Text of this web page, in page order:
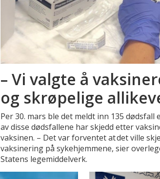
– Vi valgte å
og skrøpelige
Per 30. mars ble det meldt inn 135 dødsfall
av disse dødsfallene har skjedd etter
vaksinen. – Det var forventet at det ville
vaksinering på sykehjemmene, sier
Statens legemiddelverk.